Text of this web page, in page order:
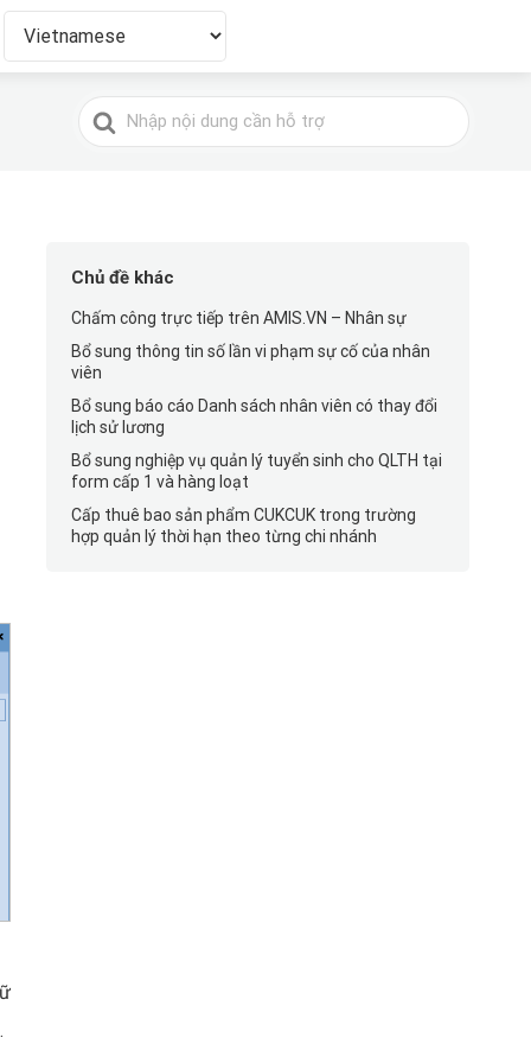
Tìm
kiếm
.
Chủ đề khác
Chấm công trực tiếp trên AMIS.VN – Nhân sự
Bổ sung thông tin số lần vi phạm sự cố của nhân
viên
Bổ sung báo cáo Danh sách nhân viên có thay đổi
lịch sử lương
Bổ sung nghiệp vụ quản lý tuyển sinh cho QLTH tại
form cấp 1 và hàng loạt
Cấp thuê bao sản phẩm CUKCUK trong trường
hợp quản lý thời hạn theo từng chi nhánh